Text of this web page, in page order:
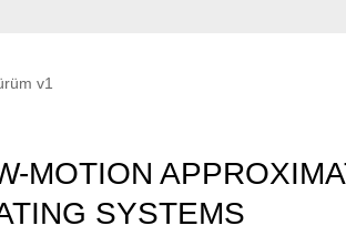
v1
MOTION
SYSTEMS